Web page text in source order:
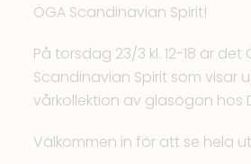
ÖGA Scandinavian Spirit!
På torsdag 23/3 kl. 12-18 är det
Scandinavian Spirit som visar
vårkollektion av glasögon hos
Välkommen in för att se hela